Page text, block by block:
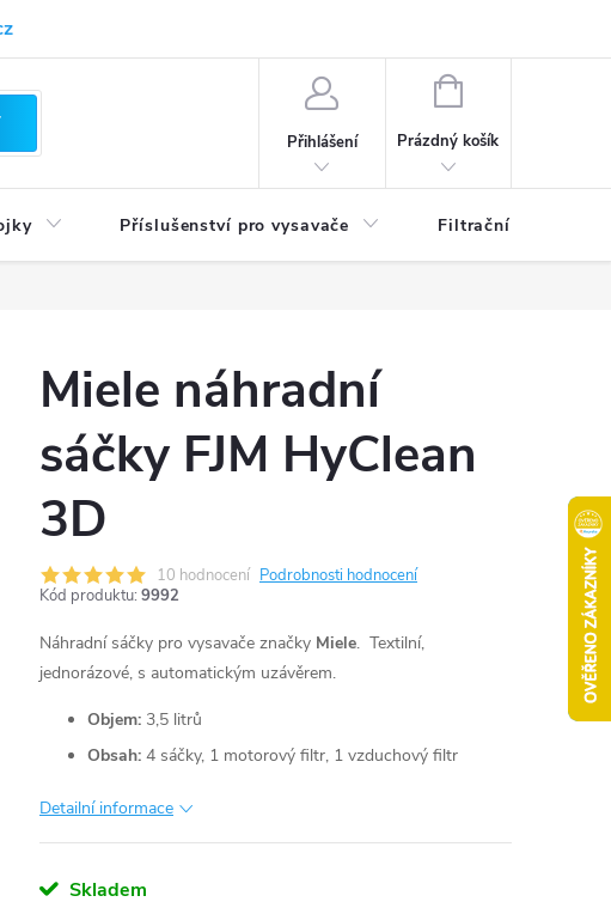
ochrany osobních údajů
Přihlášení
NÁKUPNÍ
Prázdný košík
Příslušenství pro vysavače Filtrační patrony
Miele náhradní
sáčky FJM HyClean
3D
10 hodnocení Podrobnosti hodnocení
Kód produktu: 9992
Náhradní sáčky pro vysavače značky Miele. Textilní,
jednorázové, s automatickým uzávěrem.
Objem: 3,5 litrů
Obsah: 4 sáčky, 1 motorový filtr, 1 vzduchový filtr
Detailní informace
Skladem